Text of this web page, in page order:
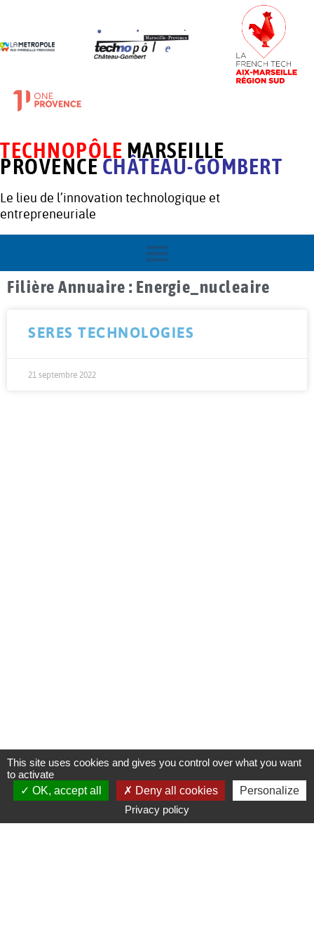
TECHNOPÔLE MARSEILLE
PROVENCECHÂTEAU-GOMBERT
Le lieu de l’innovation technologique et
entrepreneuriale
Filière Annuaire : Energie_nucleaire
SERES TECHNOLOGIES
21 septembre 2022
This site uses cookies and gives you control over what you want
to activate
OK, accept all
Deny all cookies
Personalize
Privacy policy